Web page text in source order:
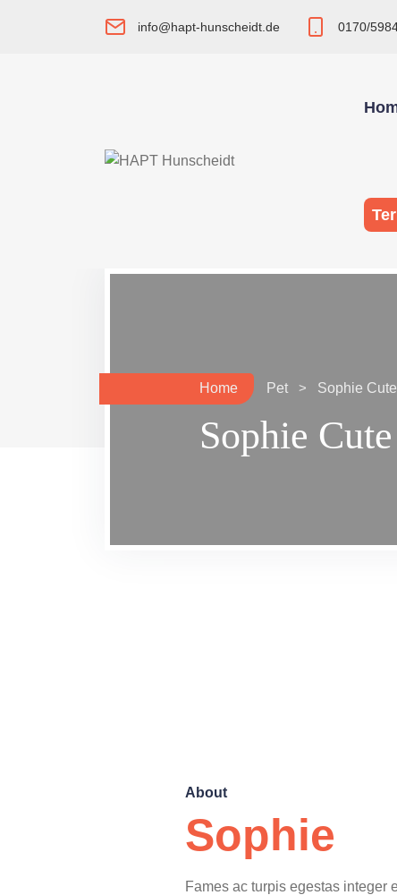
info@hapt-hunscheidt.de 0170/
Home Pet Sophie Cute
Sophie Cute
About
Sophie
Fames ac turpis egestas integer